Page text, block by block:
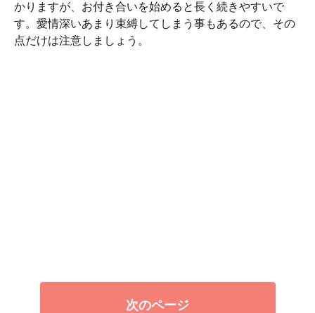
かりますが、お付き合いを始めると長く続きやすいで
す。愛情深いあまり束縛してしまう事もあるので、その
点だけは注意しましょう。
次のページ